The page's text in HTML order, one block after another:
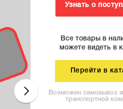
Узнать о
Все товары в
можете видеть в
Перейти в
Возможен самовывоз
транспортной